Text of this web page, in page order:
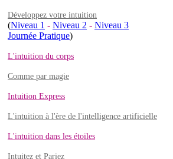
Développez votre intuition
(Niveau 1 - Niveau 2 - Niveau 3
Journée Pratique)
L'intuition du corps
Comme par magie
Intuition Express
L'intuition à l'ère de l'intelligence artificielle
L'intuition dans les étoiles
Intuitez et Pariez